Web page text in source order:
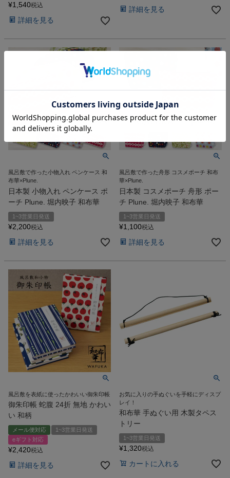
¥1,540税込
詳細を見る
詳細を見る
風呂敷で作った小物入れ ペンケース 和
布華×Plune.
日本製 小物入れ ペンケース ポ
ーチ Plune. 堀内映子 和布華
1~3営業日発送
¥2,200税込
詳細を見る
風呂敷で作った舟形 コスメポーチ 和布
華×Plune.
日本製 コスメポーチ 舟形 ポー
チ Plune. 堀内映子 和布華
1~3営業日発送
¥1,100税込
詳細を見る
風呂敷を表紙に使ったかわいい御朱印帳
御朱印帳 蛇腹 24折 無地 かわい
い 和柄
メール便対応
1~3営業日発送
eギフト対応
¥2,420税込
詳細を見る
お気に入りの手ぬぐいを手軽にディスプ
レイ！
和布華 手ぬぐい用 木製タペス
トリー
1~3営業日発送
¥1,320税込
カートに入れる